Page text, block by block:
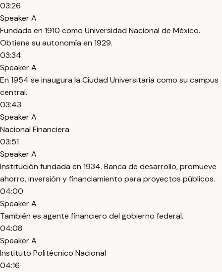
03:26
Speaker A
Fundada en 1910 como Universidad Nacional de México.
Obtiene su autonomía en 1929.
03:34
Speaker A
En 1954 se inaugura la Ciudad Universitaria como su campus
central.
03:43
Speaker A
Nacional Financiera
03:51
Speaker A
Institución fundada en 1934. Banca de desarrollo, promueve
ahorro, inversión y financiamiento para proyectos públicos.
04:00
Speaker A
También es agente financiero del gobierno federal.
04:08
Speaker A
Instituto Politécnico Nacional
04:16